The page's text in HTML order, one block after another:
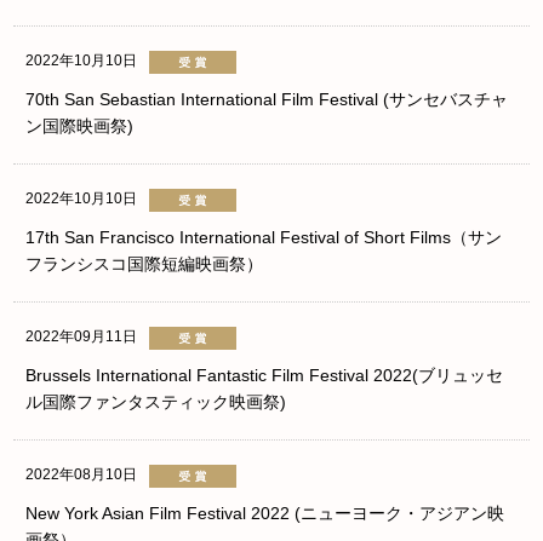
2022年10月10日
70th San Sebastian International Film Festival (サンセバスチャ
ン国際映画祭)
2022年10月10日
17th San Francisco International Festival of Short Films（サン
フランシスコ国際短編映画祭）
2022年09月11日
Brussels International Fantastic Film Festival 2022(ブリュッセ
ル国際ファンタスティック映画祭)
2022年08月10日
New York Asian Film Festival 2022 (ニューヨーク・アジアン映